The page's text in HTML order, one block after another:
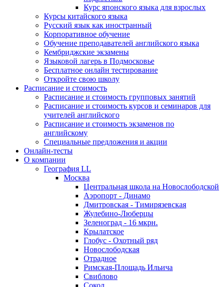
Курс японского языка для взрослых
Курсы китайского языка
Русский язык как иностранный
Корпоративное обучение
Обучение преподавателей английского языка
Кембриджские экзамены
Языковой лагерь в Подмосковье
Бесплатное онлайн тестирование
Откройте свою школу
Расписание и стоимость
Расписание и стоимость групповых занятий
Расписание и стоимость курсов и семинаров для
учителей английского
Расписание и стоимость экзаменов по
английскому
Специальные предложения и акции
Онлайн-тесты
О компании
География LL
Москва
Центральная школа на Новослободской
Аэропорт - Динамо
Дмитровская - Тимирязевская
Жулебино-Люберцы
Зеленоград - 16 мкрн.
Крылатское
Глобус - Охотный ряд
Новослободская
Отрадное
Римская-Площадь Ильича
Свиблово
Сокол